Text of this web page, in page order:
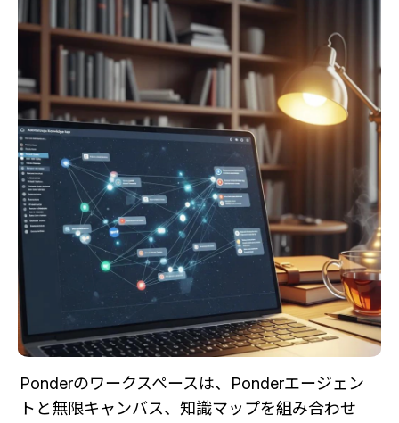
Ponderのワークスペースは、Ponderエージェン
トと無限キャンバス、知識マップを組み合わせ